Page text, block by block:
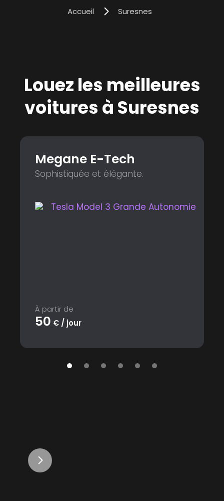
Accueil Suresnes
Louez les meilleures
voitures à Suresnes
Megane E-Tech
Sophistiquée et élégante.
À partir de
50 € / jour